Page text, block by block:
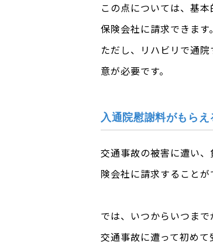
この点については、基
保険会社に請求できます。
ただし、リハビリで通
意が必要です。
入通院慰謝料がもら
交通事故の被害に遭い
険会社に請求することが
では、いつからいつま
交通事故に遭って初め